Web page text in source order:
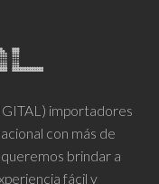
importadores
con más de
brindar a
fácil y